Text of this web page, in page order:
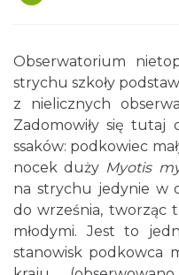
Obserwatorium
strychu szkoły
z nielicznych
Zadomowiły się
ssaków: podkowiec
nocek duży Myotis
na strychu jedynie w
do września, tworząc
młodymi. Jest to
stanowisk podkowca